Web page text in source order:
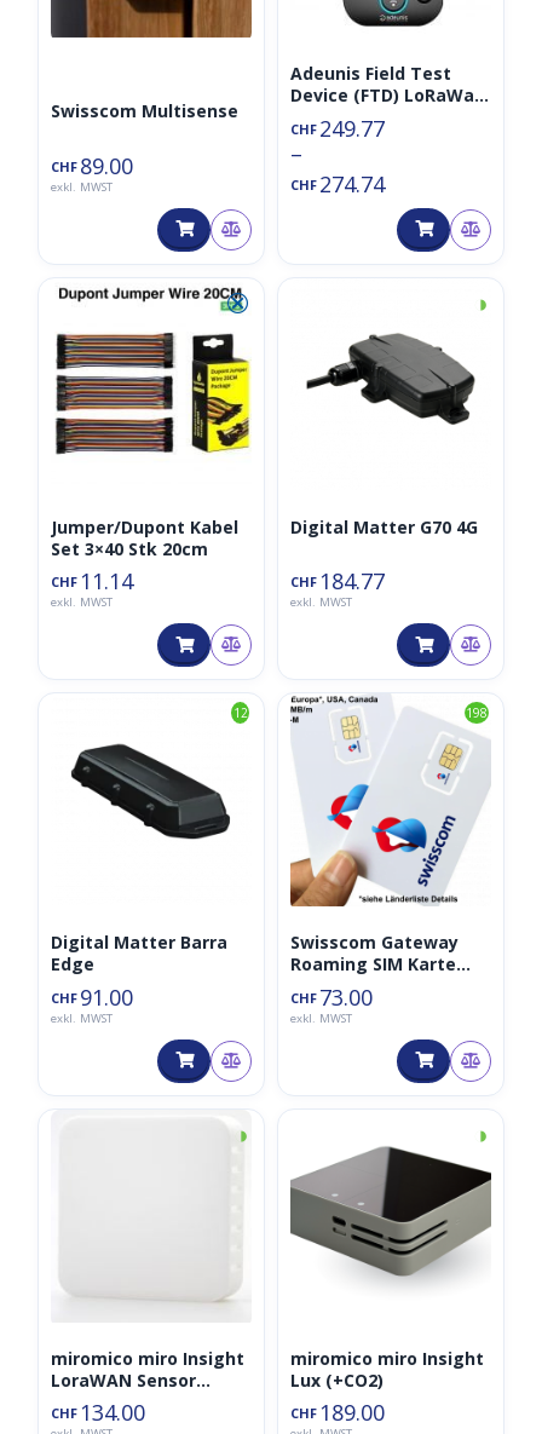
Swisscom Multisense
CHF 89.00
exkl. MWST
Adeunis Field Test
Device (FTD) LoRaWan
868MHz Network
Tester (opt. inkl.
Swisscom
Konnektivität)
CHF 249.77
–
CHF 274.74
⮿
Jumper/Dupont Kabel
Set 3×40 Stk 20cm
CHF 11.14
exkl. MWST
◑
Digital Matter G70 4G
CHF 184.77
exkl. MWST
12
Digital Matter Barra
Edge
CHF 91.00
exkl. MWST
198
Swisscom Gateway
Roaming SIM Karte
CH+EU+USA+Ca
500MB/m für ein Jahr
CHF 73.00
exkl. MWST
◑
miromico miro Insight
LoraWAN Sensor
(+CO2)
CHF 134.00
◑
miromico miro Insight
Lux (+CO2)
CHF 189.00